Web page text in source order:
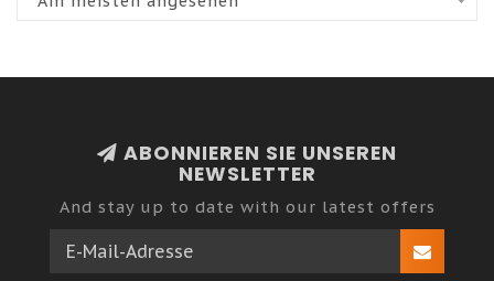
ABONNIEREN SIE UNSEREN
NEWSLETTER
And stay up to date with our latest offers